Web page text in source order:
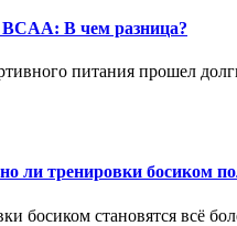
В чем разница?
питания прошел
ли тренировки босиком
босиком становятся всё